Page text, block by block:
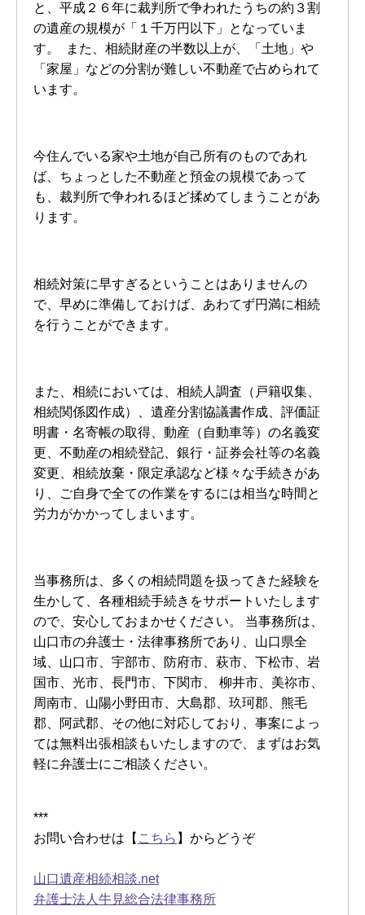
と、平成２６年に裁判所で争われたうちの約３割
の遺産の規模が「１千万円以下」となっていま
す。 また、相続財産の半数以上が、「土地」や
「家屋」などの分割が難しい不動産で占められて
います。
今住んでいる家や土地が自己所有のものであれ
ば、ちょっとした不動産と預金の規模であって
も、裁判所で争われるほど揉めてしまうことがあ
ります。
相続対策に早すぎるということはありませんの
で、早めに準備しておけば、あわてず円満に相続
を行うことができます。
また、相続においては、相続人調査（戸籍収集、
相続関係図作成）、遺産分割協議書作成、評価証
明書・名寄帳の取得、動産（自動車等）の名義変
更、不動産の相続登記、銀行・証券会社等の名義
変更、相続放棄・限定承認など様々な手続きがあ
り、ご自身で全ての作業をするには相当な時間と
労力がかかってしまいます。
当事務所は、多くの相続問題を扱ってきた経験を
生かして、各種相続手続きをサポートいたします
ので、安心しておまかせください。 当事務所は、
山口市の弁護士・法律事務所であり、山口県全
域、山口市、宇部市、防府市、萩市、下松市、岩
国市、光市、長門市、下関市、 柳井市、美祢市、
周南市、山陽小野田市、大島郡、玖珂郡、熊毛
郡、阿武郡、その他に対応しており、事案によっ
ては無料出張相談もいたしますので、まずはお気
軽に弁護士にご相談ください。
***
お問い合わせは【 こちら 】からどうぞ
山口遺産相続相談.net
弁護士法人牛見総合法律事務所